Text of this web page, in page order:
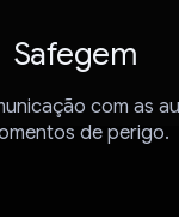
Safegem
com as
de perigo.